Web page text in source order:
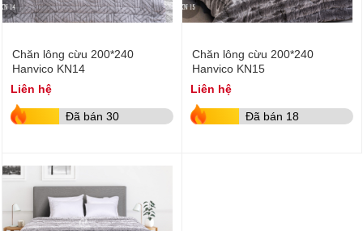
Chăn lông cừu 200*240
Hanvico KN14
Liên hệ
Đã bán 30
Chăn lông cừu 200*240
Hanvico KN15
Liên hệ
Đã bán 18